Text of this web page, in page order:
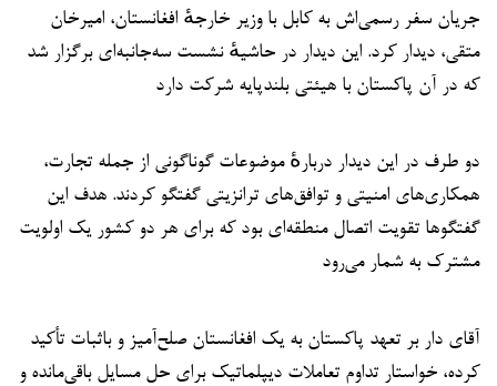
جریان سفر رسمی‌اش به کابل با وزیر خارجهٔ افغانستان، امیرخان
متقی، دیدار کرد. این دیدار در حاشیهٔ نشست سه‌جانبه‌ای برگزار شد
که در آن پاکستان با هیئتی بلندپایه شرکت دارد
دو طرف در این دیدار دربارهٔ موضوعات گوناگونی از جمله تجارت،
همکاری‌های امنیتی و توافق‌های ترانزیتی گفتگو کردند. هدف این
گفتگوها تقویت اتصال منطقه‌ای بود که برای هر دو کشور یک اولویت
مشترک به شمار می‌رود
آقای دار بر تعهد پاکستان به یک افغانستان صلح‌آمیز و باثبات تأکید
کرده، خواستار تداوم تعاملات دیپلماتیک برای حل مسایل باقی‌مانده و